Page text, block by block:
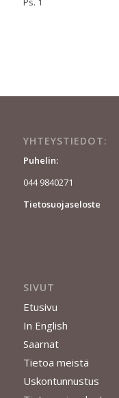
YHTEYSTIEDOT:
Puhelin:
044 9840271
Tietosuojaseloste
SIVUT
Etusivu
In English
Saarnat
Tietoa meistä
Uskontunnustus